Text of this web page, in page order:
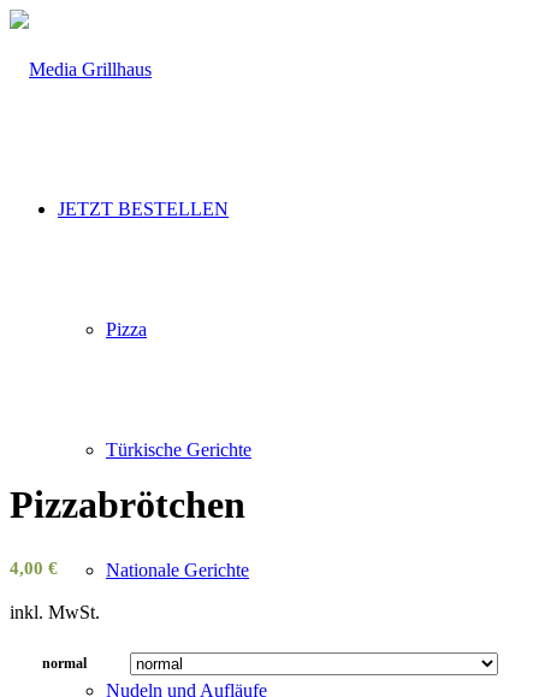
JETZT BESTELLEN
Pizza
Türkische Gerichte
Nationale Gerichte
Nudeln und Aufläufe
Pizzabrötchen
4,00 €
inkl. MwSt.
normal